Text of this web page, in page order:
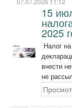
15
2025
Налог
внести
не